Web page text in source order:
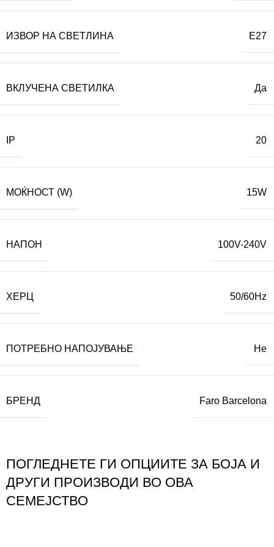
ИЗВОР НА СВЕТЛИНА E27
ВКЛУЧЕНА СВЕТИЛКА Да
IP 20
МОЌНОСТ (W) 15W
НАПОН 100V-240V
ХЕРЦ 50/60Hz
ПОТРЕБНО НАПОЈУВАЊЕ Не
БРЕНД Faro Barcelona
ПОГЛЕДНЕТЕ ГИ ОПЦИИТЕ ЗА БОЈА И
ДРУГИ ПРОИЗВОДИ ВО ОВА
СЕМЕЈСТВО